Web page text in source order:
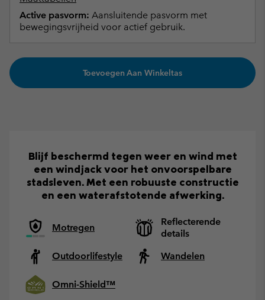
Active pasvorm: Aansluitende pasvorm met
bewegingsvrijheid voor actief gebruik.
Toevoegen Aan Winkeltas
Blijf beschermd tegen weer en wind met
een windjack voor het onvoorspelbare
stadsleven. Met een robuuste constructie
en een waterafstotende afwerking.
Motregen
Reflecterende
details
Outdoorlifestyle
Wandelen
Omni-Shield™